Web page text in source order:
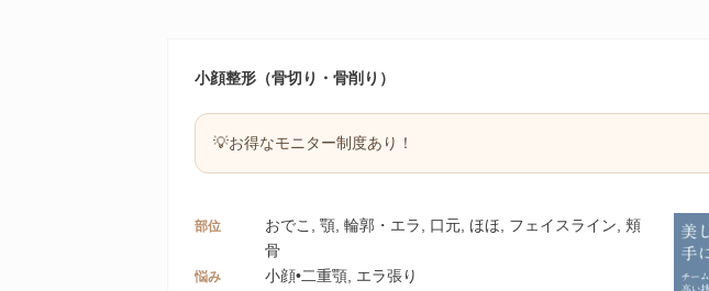
小顔整形（骨切り・骨削り）
💡お得なモニター制度あり！
部位
おでこ, 顎, 輪郭・エラ, 口元, ほほ, フェイスライン, 頬
骨
悩み 小顔•二重顎, エラ張り